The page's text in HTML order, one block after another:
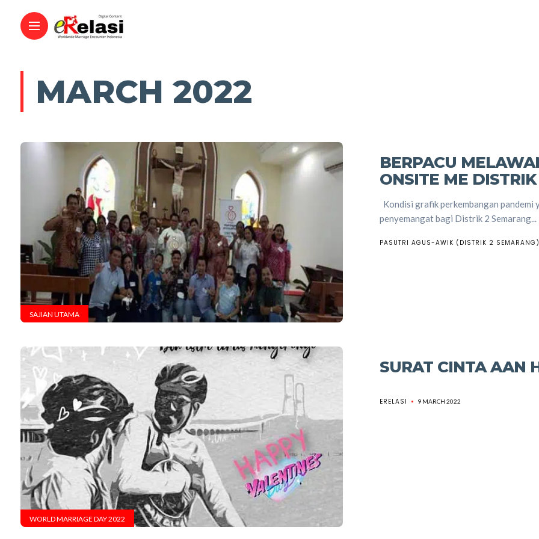
MARCH 2022
SAJIAN UTAMA
BERPACU
ONSITE ME
Kondisi grafik perkembangan pandemi
penyemangat bagi Distrik 2 Semarang...
PASUTRI AGUS-AWIK (DISTRIK 2 SEMARANG)
WORLD MARRIAGE DAY 2022
SURAT CINTA AAN
ERELASI 9 MARCH 2022